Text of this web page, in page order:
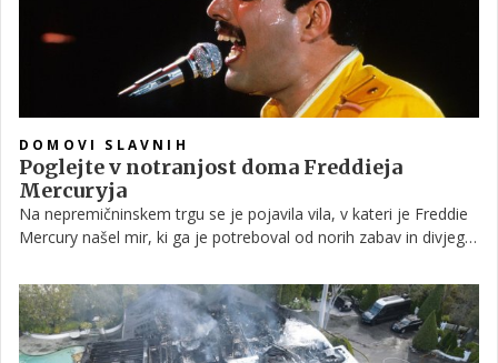
DOMOVI SLAVNIH
Poglejte v notranjost doma Freddieja
Mercuryja
Na nepremičninskem trgu se je pojavila vila, v kateri je Freddie
Mercury našel mir, ki ga je potreboval od norih zabav in divjega
tako kot on sam, precej ekstravaganten in niti malo vsakdanji
ali dolgočasen.